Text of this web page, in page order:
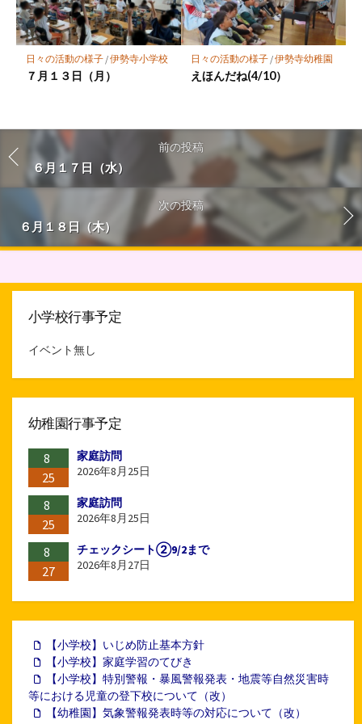
日々の活動の様子/伊勢寺小学校
７月１３日（月）
日々の活動の様子/伊勢寺幼稚園
えほんだね(4/10）
前の投稿
６月１７日（水）
次の投稿
６月１８日（木）
小学校行事予定
イベント無し
幼稚園行事予定
8
25
家庭訪問
2026年8月25日
8
25
家庭訪問
2026年8月25日
8
27
チェックシート②9/2まで
2026年8月27日
【小学校】いじめ防止基本方針
【小学校】家庭学習のてびき
【小学校】特別警報・暴風警報発表・地震等自然災害時
等における児童の登下校について（改）
【幼稚園】気象警報発表時等の対応について（改）